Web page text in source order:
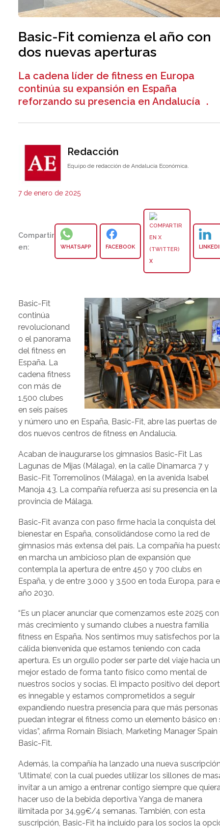
Basic-Fit comienza el año con
dos nuevas aperturas
La cadena líder de fitness en Europa
continúa su expansión en España
reforzando su presencia en Andalucía .
Redacción
Equipo de redacción de Andalucía Económica.
7 de enero de 2025
Compartir
en:
WHATSAPP FACEBOOK
X
Basic-Fit
continúa
revolucionand
o el panorama
del fitness en
España. La
cadena fitness
con más de
1.500 clubes
en seis países
y número uno en España, Basic-Fit, abre las puertas de
dos nuevos centros de fitness en Andalucía.
Acaban de inaugurarse los gimnasios Basic-Fit Las
Lagunas de Mijas (Málaga), en la calle Dinamarca 7 y
Basic-Fit Torremolinos (Málaga), en la avenida Isabel
Manoja 43. La compañía refuerza así su presencia en la
provincia de Málaga.
Basic-Fit avanza con paso firme hacia la conquista del
bienestar en España, consolidándose como la red de
gimnasios más extensa del país. La compañía ha
en marcha un ambicioso plan de expansión que
contempla la apertura de entre 450 y 700 clubs en
España, y de entre 3.000 y 3.500 en toda Europa, para
año 2030.
“Es un placer anunciar que comenzamos este 2025 con
más crecimiento y sumando clubes a nuestra familia
fitness en España. Nos sentimos muy satisfechos por la
cálida bienvenida que estamos teniendo con cada
apertura. Es un orgullo poder ser parte del viaje hacia un
mejor estado de forma tanto físico como mental de
nuestros socios y socias. El impacto positivo del
es innegable y estamos comprometidos a seguir
expandiendo nuestra presencia para que más personas
puedan integrar el fitness como un elemento básico en
vidas”, afirma Romain Bisiach, Marketing Manager Spain
Basic-Fit.
Además, la compañía ha lanzado una nueva
‘Ultimate’, con la cual puedes utilizar los sillones de
invitar a un amigo a entrenar contigo siempre que
hacer uso de la bebida deportiva Yanga de manera
ilimitada por 34,99€/4 semanas. También, con esta
suscripción, Basic-Fit ha incluído para los socios la